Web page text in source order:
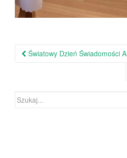
Nawigacja po
Światowy Dzień Świadomości
Szukaj: